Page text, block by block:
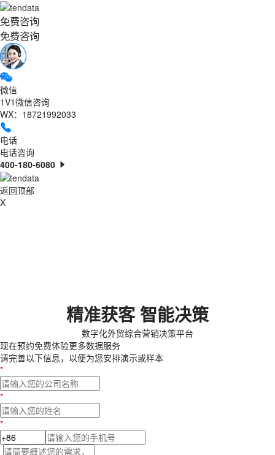
免费咨询
免费咨询
微信
1V1微信咨询
WX：18721992033
电话
电话咨询
400-180-6080
返回顶部
X
精准获客 智能决策
数字化外贸综合营销决策平台
现在预约免费体验更多数据服务
请完善以下信息，以便为您安排演示或样本
*
*
*